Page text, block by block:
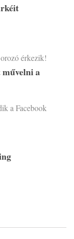
érkezik!
a
a Facebook